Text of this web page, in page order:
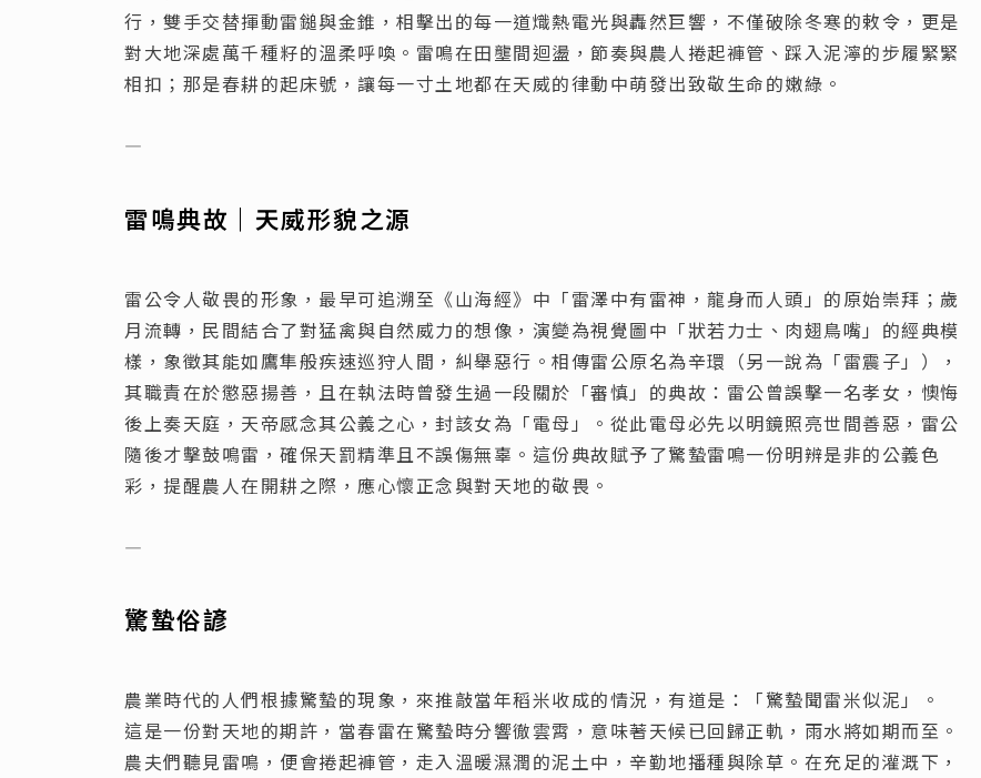
行，雙手交替揮動雷鎚與金錐，相擊出的每一道熾熱電光與轟然巨響，不僅破除冬寒的敕令，更是
對大地深處萬千種籽的溫柔呼喚。雷鳴在田壟間迴盪，節奏與農人捲起褲管、踩入泥濘的步履緊緊
相扣；那是春耕的起床號，讓每一寸土地都在天威的律動中萌發出致敬生命的嫩綠。
—
雷鳴典故｜天威形貌之源
雷公令人敬畏的形象，最早可追溯至《山海經》中「雷澤中有雷神，龍身而人頭」的原始崇拜；歲
月流轉，民間結合了對猛禽與自然威力的想像，演變為視覺圖中「狀若力士、肉翅鳥嘴」的經典模
樣，象徵其能如鷹隼般疾速巡狩人間，糾舉惡行。相傳雷公原名為辛環（另一說為「雷震子」），
其職責在於懲惡揚善，且在執法時曾發生過一段關於「審慎」的典故：雷公曾誤擊一名孝女，懊悔
後上奏天庭，天帝感念其公義之心，封該女為「電母」。從此電母必先以明鏡照亮世間善惡，雷公
隨後才擊鼓鳴雷，確保天罰精準且不誤傷無辜。這份典故賦予了驚蟄雷鳴一份明辨是非的公義色
彩，提醒農人在開耕之際，應心懷正念與對天地的敬畏。
—
驚蟄俗諺
農業時代的人們根據驚蟄的現象，來推敲當年稻米收成的情況，有道是：「驚蟄聞雷米似泥」。
這是一份對天地的期許，當春雷在驚蟄時分響徹雲霄，意味著天候已回歸正軌，雨水將如期而至。
農夫們聽見雷鳴，便會捲起褲管，走入溫暖濕潤的泥土中，辛勤地播種與除草。在充足的灌溉下，